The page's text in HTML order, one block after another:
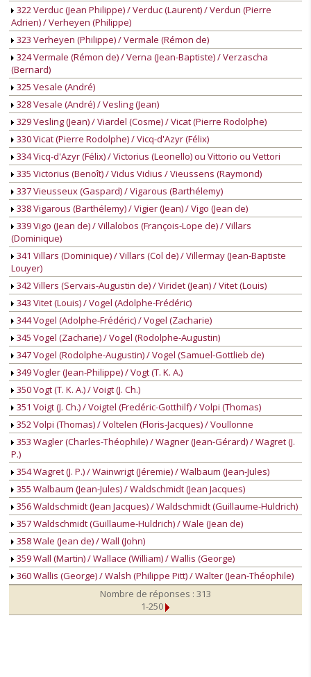
322 Verduc (Jean Philippe) / Verduc (Laurent) / Verdun (Pierre
Adrien) / Verheyen (Philippe)
323 Verheyen (Philippe) / Vermale (Rémon de)
324 Vermale (Rémon de) / Verna (Jean-Baptiste) / Verzascha
(Bernard)
325 Vesale (André)
328 Vesale (André) / Vesling (Jean)
329 Vesling (Jean) / Viardel (Cosme) / Vicat (Pierre Rodolphe)
330 Vicat (Pierre Rodolphe) / Vicq-d'Azyr (Félix)
334 Vicq-d'Azyr (Félix) / Victorius (Leonello) ou Vittorio ou Vettori
335 Victorius (Benoît) / Vidus Vidius / Vieussens (Raymond)
337 Vieusseux (Gaspard) / Vigarous (Barthélemy)
338 Vigarous (Barthélemy) / Vigier (Jean) / Vigo (Jean de)
339 Vigo (Jean de) / Villalobos (François-Lope de) / Villars
(Dominique)
341 Villars (Dominique) / Villars (Col de) / Villermay (Jean-Baptiste
Louyer)
342 Villers (Servais-Augustin de) / Viridet (Jean) / Vitet (Louis)
343 Vitet (Louis) / Vogel (Adolphe-Frédéric)
344 Vogel (Adolphe-Frédéric) / Vogel (Zacharie)
345 Vogel (Zacharie) / Vogel (Rodolphe-Augustin)
347 Vogel (Rodolphe-Augustin) / Vogel (Samuel-Gottlieb de)
349 Vogler (Jean-Philippe) / Vogt (T. K. A.)
350 Vogt (T. K. A.) / Voigt (J. Ch.)
351 Voigt (J. Ch.) / Voigtel (Fredéric-Gotthilf) / Volpi (Thomas)
352 Volpi (Thomas) / Voltelen (Floris-Jacques) / Voullonne
353 Wagler (Charles-Théophile) / Wagner (Jean-Gérard) / Wagret (J.
P.)
354 Wagret (J. P.) / Wainwrigt (Jéremie) / Walbaum (Jean-Jules)
355 Walbaum (Jean-Jules) / Waldschmidt (Jean Jacques)
356 Waldschmidt (Jean Jacques) / Waldschmidt (Guillaume-Huldrich)
357 Waldschmidt (Guillaume-Huldrich) / Wale (Jean de)
358 Wale (Jean de) / Wall (John)
359 Wall (Martin) / Wallace (William) / Wallis (George)
360 Wallis (George) / Walsh (Philippe Pitt) / Walter (Jean-Théophile)
Nombre de réponses : 313
1-250